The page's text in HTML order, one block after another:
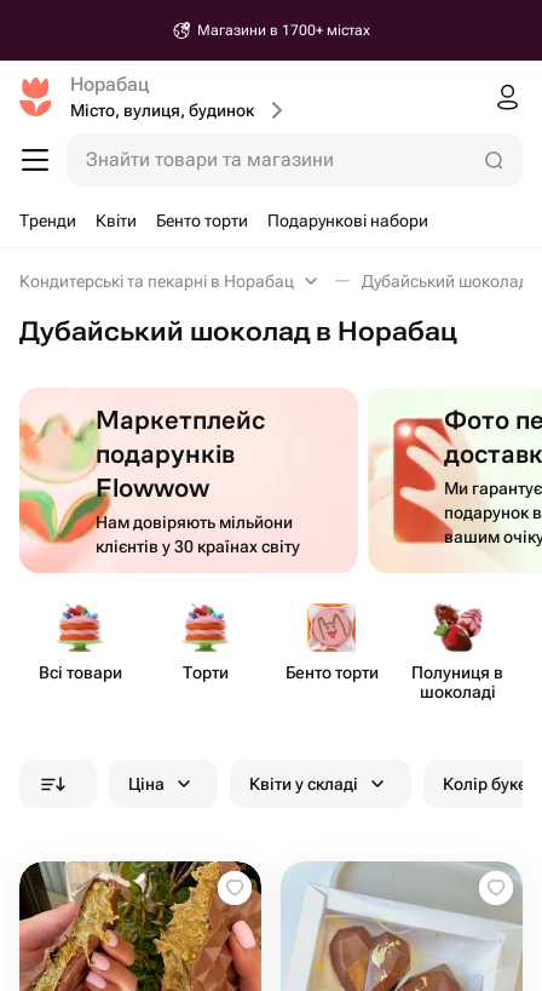
Магазини в 1700+ містах
Норабац
Місто, вулиця, будинок
Знайти товари та магазини
Тренди Квіти Бенто торти Подарункові набори
Кондитерські та пекарні в Норабац Дубайський шоколад
Дубайський шоколад в Норабац
Маркетплейс
подарунків
Flowwow
Нам довіряють мільйони
клієнтів у 30 країнах світу
Фото
Ми
подарунок
вашим
Всі товари Торти Бенто торти
Полуниця в
шоколаді
Ціна Квіти у складі Колір